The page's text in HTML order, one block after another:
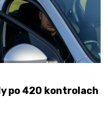
po 420 kontrolach